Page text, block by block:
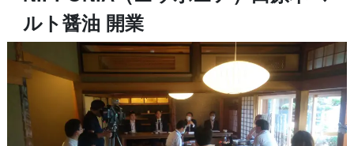
ルト醤油 開業